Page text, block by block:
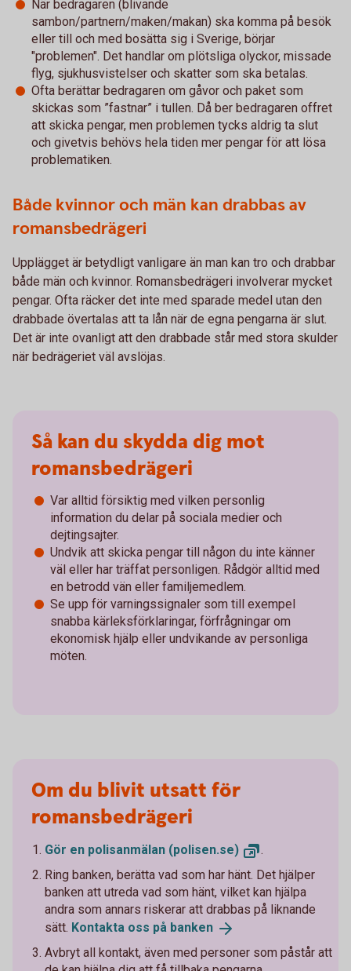
När bedragaren (blivande
sambon/partnern/maken/makan) ska komma på besök
eller till och med bosätta sig i Sverige, börjar
"problemen". Det handlar om plötsliga olyckor, missade
flyg, sjukhusvistelser och skatter som ska betalas.
Ofta berättar bedragaren om gåvor och paket som
skickas som ”fastnar” i tullen. Då ber bedragaren offret
att skicka pengar, men problemen tycks aldrig ta slut
och givetvis behövs hela tiden mer pengar för att lösa
problematiken.
Både kvinnor och män kan drabbas av
romansbedrägeri
Upplägget är betydligt vanligare än man kan tro och drabbar
både män och kvinnor. Romansbedrägeri involverar mycket
pengar. Ofta räcker det inte med sparade medel utan den
drabbade övertalas att ta lån när de egna pengarna är slut.
Det är inte ovanligt att den drabbade står med stora skulder
när bedrägeriet väl avslöjas.
Så kan du skydda dig mot
romansbedrägeri
Var alltid försiktig med vilken personlig
information du delar på sociala medier och
dejtingsajter.
Undvik att skicka pengar till någon du inte känner
väl eller har träffat personligen. Rådgör alltid med
en betrodd vän eller familjemedlem.
Se upp för varningssignaler som till exempel
snabba kärleksförklaringar, förfrågningar om
ekonomisk hjälp eller undvikande av personliga
möten.
Om du blivit utsatt för
romansbedrägeri
Gör en polisanmälan (polisen.se)
.
Ring banken, berätta vad som har hänt. Det hjälper
banken att utreda vad som hänt, vilket kan hjälpa
andra som annars riskerar att drabbas på liknande
sätt. Kontakta oss på banken
Avbryt all kontakt, även med personer som påstår att